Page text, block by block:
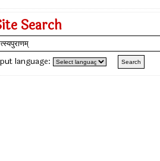
Search
language: